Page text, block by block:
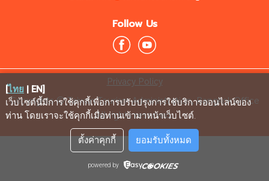
Follow Us
Privacy Policy
Copyrights © Taiwan Tourism Administration, Bangkok Office
All rights reserved.
[ไทย | EN]
เว็บไซต์นี้มีการใช้คุกกี้เพื่อการปรับปรุงการใช้บริการออนไลน์ของ
ท่าน โดยเราจะใช้คุกกี้เมื่อท่านเข้ามาหน้าเว็บไซต์.
ตั้งค่าคุกกี้ ยอมรับทั้งหมด
powered by